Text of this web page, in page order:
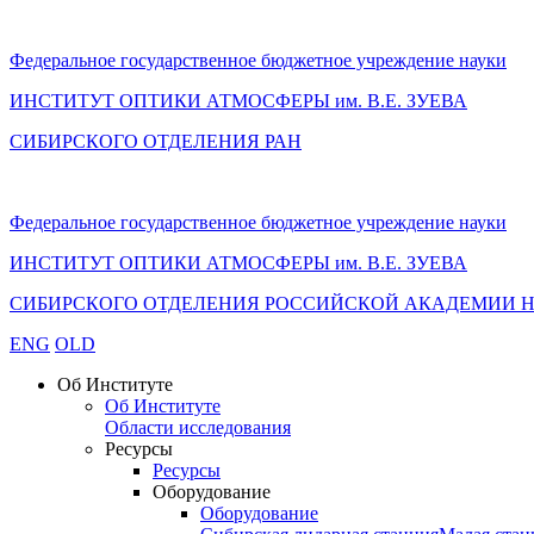
Федеральное государственное бюджетное учреждение науки
ИНСТИТУТ ОПТИКИ АТМОСФЕРЫ им. В.Е. ЗУЕВА
СИБИРСКОГО ОТДЕЛЕНИЯ РАН
Федеральное государственное бюджетное учреждение науки
ИНСТИТУТ ОПТИКИ АТМОСФЕРЫ им. В.Е. ЗУЕВА
СИБИРСКОГО ОТДЕЛЕНИЯ РОССИЙСКОЙ АКАДЕМИИ
ENG OLD
Об Институте
Об Институте
Области исследования
Ресурсы
Ресурсы
Оборудование
Оборудование